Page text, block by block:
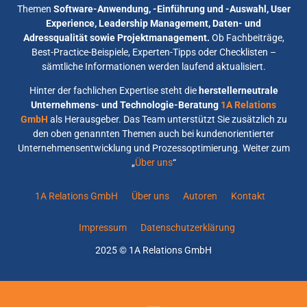
Themen Software-Anwendung, -Einführung und -Auswahl, User
Experience, Leadership Management, Daten- und
Adressqualität sowie Projektmanagement. Ob Fachbeiträge,
Best-Practice-Beispiele, Experten-Tipps oder Checklisten –
sämtliche Informationen werden laufend aktualisiert.
Hinter der fachlichen Expertise steht die herstellerneutrale
Unternehmens- und Technologie-Beratung 1A Relations
GmbH als Herausgeber. Das Team unterstützt Sie zusätzlich zu
den oben genannten Themen auch bei kundenorientierter
Unternehmensentwicklung und Prozessoptimierung. Weiter zum
„Über uns“
1A Relations GmbH Über uns Autoren Kontakt
Impressum Datenschutzerklärung
2025 © 1A Relations GmbH